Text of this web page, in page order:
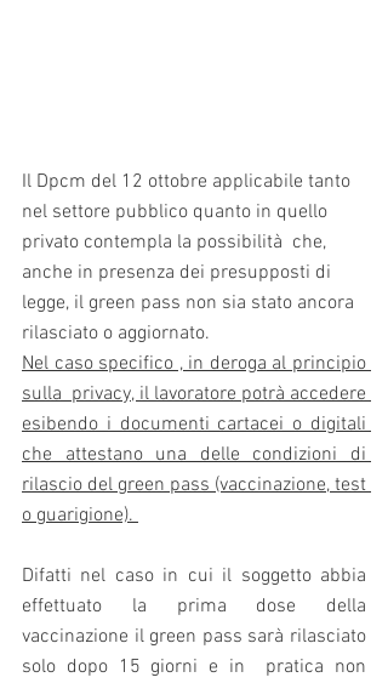
Il Dpcm del 12 ottobre applicabile tanto
nel settore pubblico quanto in quello
privato contempla la possibilità  che,
anche in presenza dei presupposti di
legge, il green pass non sia stato ancora
rilasciato o aggiornato.
Nel caso specifico , in deroga al principio
sulla  privacy, il lavoratore potrà accedere
esibendo i documenti cartacei o digitali
che attestano una delle condizioni di
rilascio del green pass (vaccinazione, test
o guarigione).
Difatti nel caso in cui il soggetto abbia
effettuato la prima dose della
vaccinazione il green pass sarà rilasciato
solo dopo 15 giorni e in  pratica non